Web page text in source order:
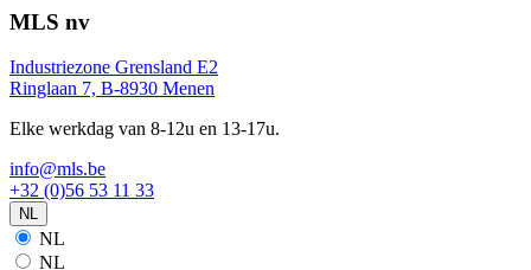
MLS nv
Industriezone Grensland E2
Ringlaan 7, B-8930 Menen
Elke werkdag van 8-12u en 13-17u.
info@mls.be
+32 (0)56 53 11 33
NL
NL
NL